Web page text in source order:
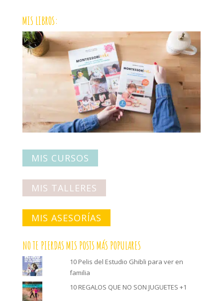
MIS LIBROS:
MIS CURSOS
MIS TALLERES
MIS ASESORÍAS
NO TE PIERDAS MIS POSTS MÁS POPULARES
10 Pelis del Estudio Ghibli para ver en
familia
10 REGALOS QUE NO SON JUGUETES +1